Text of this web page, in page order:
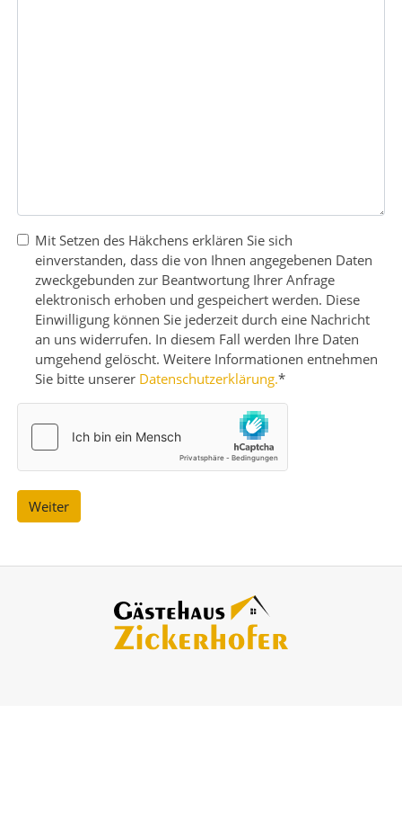
Mit Setzen des Häkchens erklären Sie sich
einverstanden, dass die von Ihnen angegebenen Daten
zweckgebunden zur Beantwortung Ihrer Anfrage
elektronisch erhoben und gespeichert werden. Diese
Einwilligung können Sie jederzeit durch eine Nachricht
an uns widerrufen. In diesem Fall werden Ihre Daten
umgehend gelöscht. Weitere Informationen entnehmen
Sie bitte unserer Datenschutzerklärung.*
Weiter